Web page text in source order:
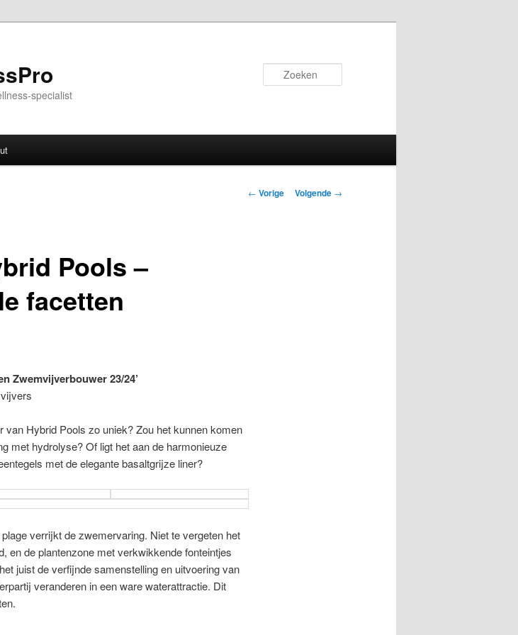
specialist
Bericht
← Vorige Volgende →
Pools –
facetten
Zwemvijverbouwer 23/24’
Hybrid Pools zo uniek? Zou het kunnen komen
met hydrolyse? Of ligt het aan de harmonieuze
met de elegante basaltgrijze liner?
verrijkt de zwemervaring. Niet te vergeten het
en de plantenzone met verkwikkende fonteintjes
juist de verfijnde samenstelling en uitvoering van
veranderen in een ware waterattractie. Dit